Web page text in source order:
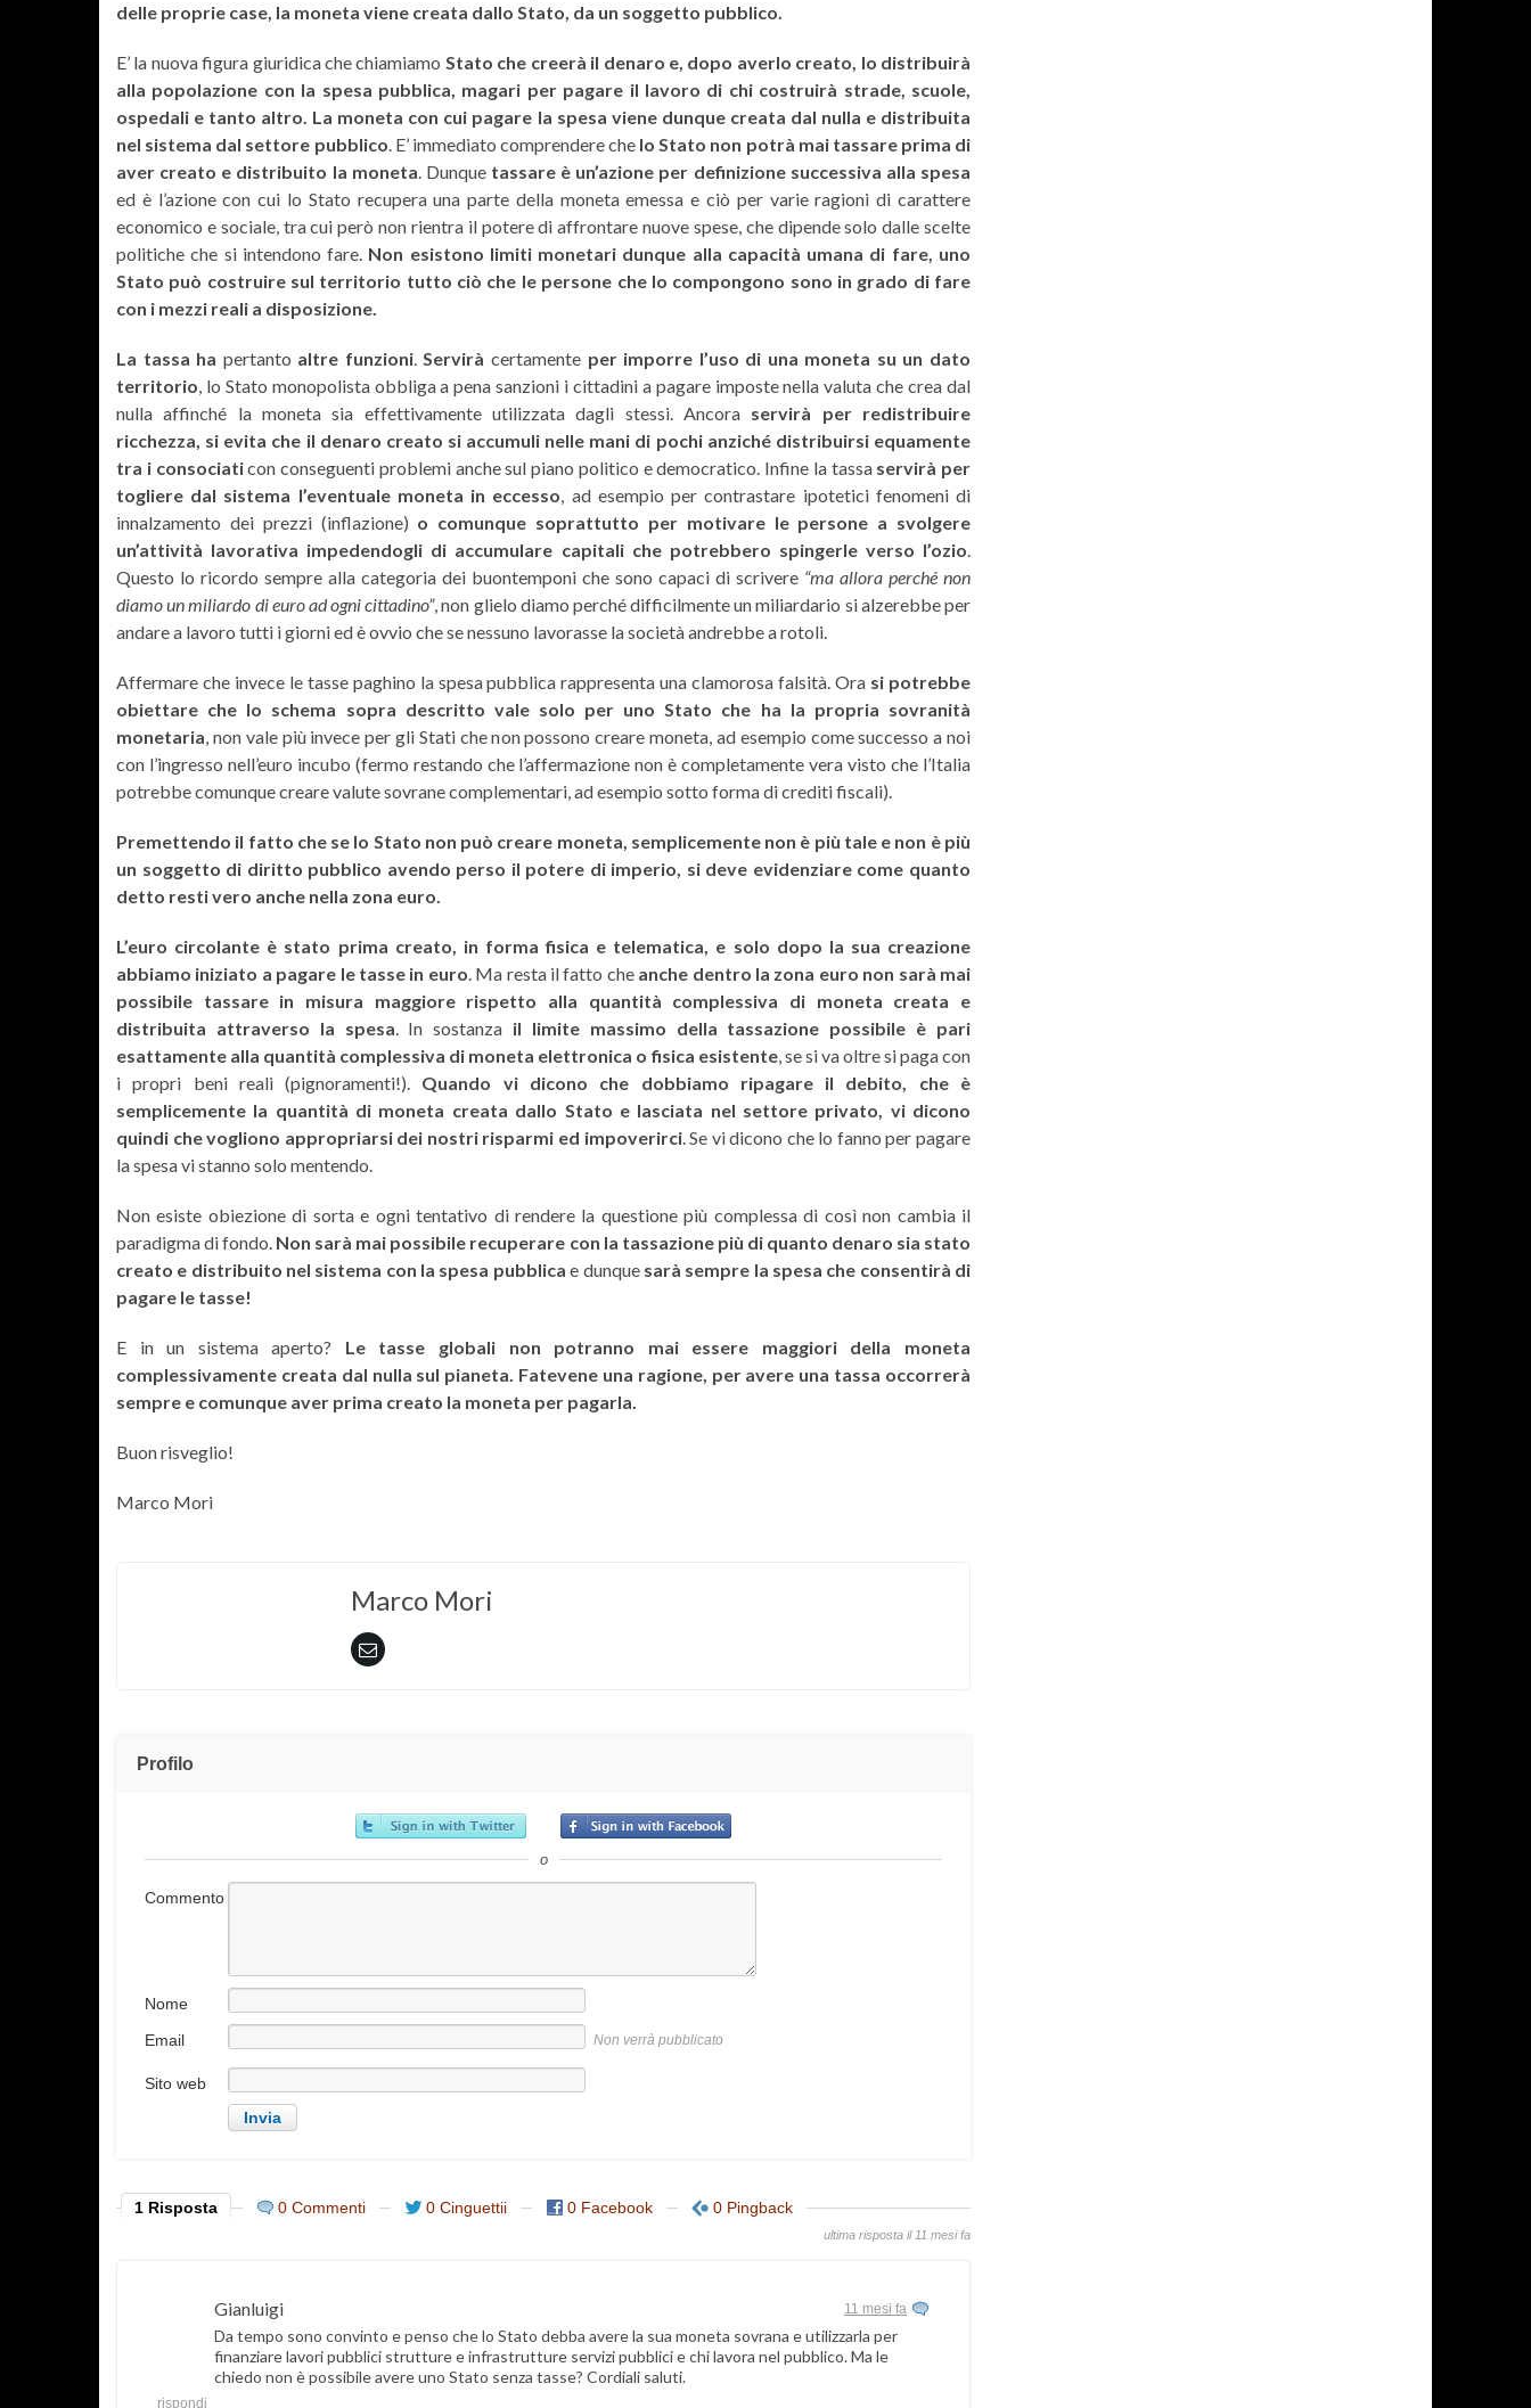
delle proprie case, la moneta viene creata dallo Stato, da un soggetto pubblico.
E’ la nuova figura giuridica che chiamiamo Stato che creerà il denaro e, dopo averlo creato, lo distribuirà
alla popolazione con la spesa pubblica, magari per pagare il lavoro di chi costruirà strade, scuole,
ospedali e tanto altro. La moneta con cui pagare la spesa viene dunque creata dal nulla e distribuita
nel sistema dal settore pubblico. E’ immediato comprendere che lo Stato non potrà mai tassare prima di
aver creato e distribuito la moneta. Dunquetassare è un’azione per definizione successiva alla spesa
ed è l’azione con cui lo Stato recupera una parte della moneta emessa e ciò per varie ragioni di carattere
economico e sociale, tra cui però non rientra il potere di affrontare nuove spese, che dipende solo dalle scelte
politiche che si intendono fare. Non esistono limiti monetari dunque alla capacità umana di fare, uno
Stato può costruire sul territorio tutto ciò che le persone che lo compongono sono in grado di fare
con i mezzi reali a disposizione.
La tassa ha pertanto altre funzioni.Servirà certamente per imporre l’uso di una moneta su un dato
territorio, lo Stato monopolista obbliga a pena sanzioni i cittadini a pagare imposte nella valuta che crea dal
nulla affinché la moneta sia effettivamente utilizzata dagli stessi. Ancora servirà per redistribuire
ricchezza, si evita che il denaro creato si accumuli nelle mani di pochi anziché distribuirsi equamente
tra i consociaticon conseguenti problemi anche sul piano politico e democratico. Infine la tassa servirà per
togliere dal sistema l’eventuale moneta in eccesso, ad esempio per contrastare ipotetici fenomeni di
innalzamento dei prezzi (inflazione) o comunque soprattutto per motivare le persone a svolgere
un’attività lavorativa impedendogli di accumulare capitali che potrebbero spingerle verso l’ozio.
Questo lo ricordo sempre alla categoria dei buontemponi che sono capaci di scrivere “ma allora perché non
diamo un miliardo di euro ad ogni cittadino”, non glielo diamo perché difficilmente un miliardario si alzerebbe per
andare a lavoro tutti i giorni ed è ovvio che se nessuno lavorasse la società andrebbe a rotoli.
Affermare che invece le tasse paghino la spesa pubblica rappresenta una clamorosa falsità. Ora si potrebbe
obiettare che lo schema sopra descritto vale solo per uno Stato che ha la propria sovranità
monetaria, non vale più invece per gli Stati che non possono creare moneta, ad esempio come successo a noi
con l’ingresso nell’euro incubo (fermo restando che l’affermazione non è completamente vera visto che l’Italia
potrebbe comunque creare valute sovrane complementari, ad esempio sotto forma di crediti fiscali).
Premettendo il fatto che se lo Stato non può creare moneta, semplicemente non è più tale e non è più
un soggetto di diritto pubblico avendo perso il potere di imperio, si deve evidenziare come quanto
detto resti vero anche nella zona euro.
L’euro circolante è stato prima creato, in forma fisica e telematica, e solo dopo la sua creazione
abbiamo iniziato a pagare le tasse in euro. Ma resta il fatto che anche dentro la zona euro non sarà mai
possibile tassare in misura maggiore rispetto alla quantità complessiva di moneta creata e
distribuita attraverso la spesa. In sostanza il limite massimo della tassazione possibile è pari
esattamente alla quantità complessiva di moneta elettronica o fisica esistente, se si va oltre si paga con
i propri beni reali (pignoramenti!). Quando vi dicono che dobbiamo ripagare il debito, che è
semplicemente la quantità di moneta creata dallo Stato e lasciata nel settore privato, vi dicono
quindi che vogliono appropriarsi dei nostri risparmi ed impoverirci. Se vi dicono che lo fanno per pagare
la spesa vi stanno solo mentendo.
Non esiste obiezione di sorta e ogni tentativo di rendere la questione più complessa di così non cambia il
paradigma di fondo. Non sarà mai possibile recuperare con la tassazione più di quanto denaro sia stato
creato e distribuito nel sistema con la spesa pubblica e dunque sarà sempre la spesa che consentirà di
pagare le tasse!
E in un sistema aperto? Le tasse globali non potranno mai essere maggiori della moneta
complessivamente creata dal nulla sul pianeta. Fatevene una ragione, per avere una tassa occorrerà
sempre e comunque aver prima creato la moneta per pagarla.
Buon risveglio!
Marco Mori
Marco Mori
Profilo
o
Commento
Nome
Email
Non verrà pubblicato
Sito web
1 Risposta 0 Commenti 0 Cinguettii 0 Facebook 0 Pingback
ultima risposta il 11 mesi fa
Gianluigi 11 mesi fa
Da tempo sono convinto e penso che lo Stato debba avere la sua moneta sovrana e utilizzarla per
finanziare lavori pubblici strutture e infrastrutture servizi pubblici e chi lavora nel pubblico. Ma le
chiedo non è possibile avere uno Stato senza tasse? Cordiali saluti.
rispondi